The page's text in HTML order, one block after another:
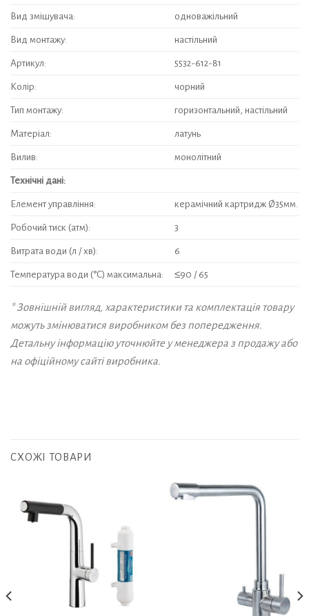
Вид змішувача: одноважільний
Вид монтажу: настільний
Артикул: 5532-612-81
Колір: чорний
Тип монтажу: горизонтальний, настільний
Матеріал: латунь
Вилив: монолітний
Технічні дані:
Елемент управління: керамічний картридж Ø35мм.
Робочий тиск (атм): 3
Витрата води (л / хв): 6
Температура води (°C) максимальна: ≤90 / 65
* Зовнішній вигляд, характеристики та комплектація товару
можуть змінюватися виробником без попередження.
Детальну інформацію уточнюйте у менеджера з продажу або
на офіційному сайті виробника.
СХОЖІ ТОВАРИ